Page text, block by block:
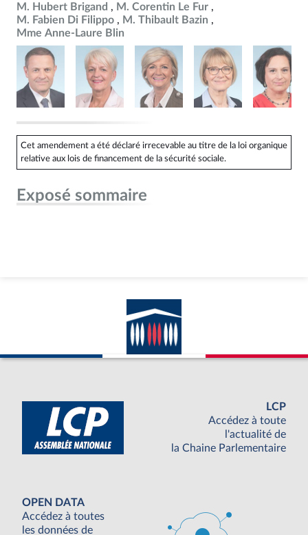
M. Hubert Brigand
M. Corentin Le Fur
M. Fabien Di Filippo
M. Thibault Bazin
Mme Anne-Laure Blin
Cet amendement a été déclaré irrecevable au titre de la loi organique
relative aux lois de financement de la sécurité sociale.
Exposé sommaire
LCP
Accédez à toute
l'actualité de
la Chaine Parlementaire
OPEN DATA
Accédez à toutes
les données de